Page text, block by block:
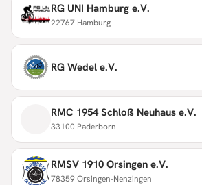
RG UNI Hamburg e.V.
22767 Hamburg
RG Wedel e.V.
RMC 1954 Schloß Neuhaus e.V.
33100 Paderborn
RMSV 1910 Orsingen e.V.
78359 Orsingen-Nenzingen